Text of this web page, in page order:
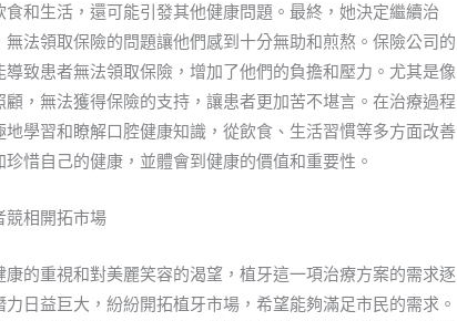
和生活，還可能引發其他健康問題。最終，她決定繼續治
法領取保險的問題讓他們感到十分無助和煎熬。保險公司的
致患者無法領取保險，增加了他們的負擔和壓力。尤其是像
，無法獲得保險的支持，讓患者更加苦不堪言。在治療過程
學習和瞭解口腔健康知識，從飲食、生活習慣等多方面改善
惜自己的健康，並體會到健康的價值和重要性。
競相開拓市場
的重視和對美麗笑容的渴望，植牙這一項治療方案的需求逐
日益巨大，紛紛開拓植牙市場，希望能夠滿足市民的需求。